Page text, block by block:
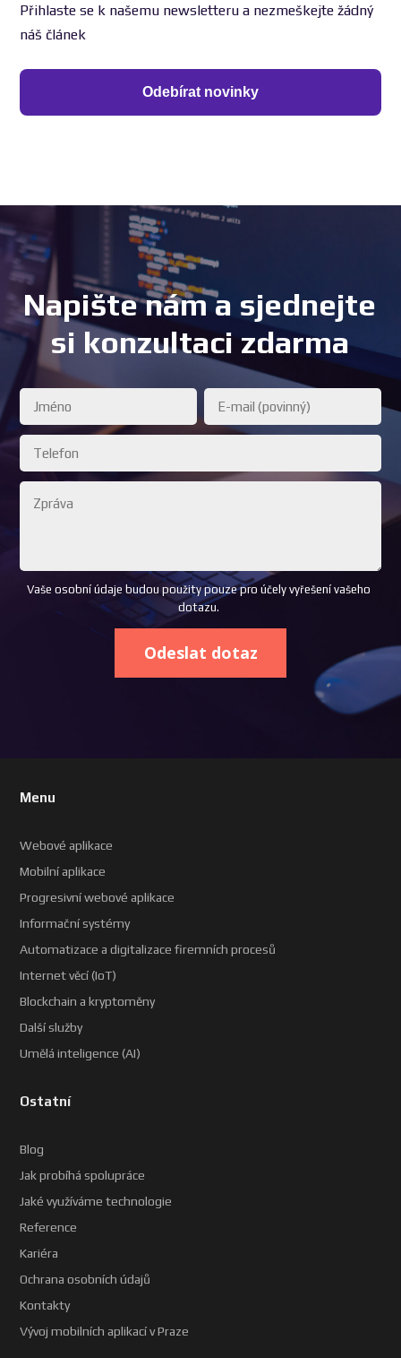
Přihlaste se k našemu newsletteru a nezmeškejte žádný
náš článek
Odebírat novinky
Napište nám a sjednejte
si konzultaci zdarma
Vaše osobní údaje budou použity pouze pro účely vyřešení vašeho
dotazu.
Odeslat dotaz
Menu
Webové aplikace
Mobilní aplikace
Progresivní webové aplikace
Informační systémy
Automatizace a digitalizace firemních procesů
Internet věcí (IoT)
Blockchain a kryptoměny
Další služby
Umělá inteligence (AI)
Ostatní
Blog
Jak probíhá spolupráce
Jaké využíváme technologie
Reference
Kariéra
Ochrana osobních údajů
Kontakty
Vývoj mobilních aplikací v Praze